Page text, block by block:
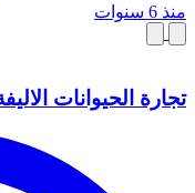
منذ 6 سنوات
تجارة الحيوانات